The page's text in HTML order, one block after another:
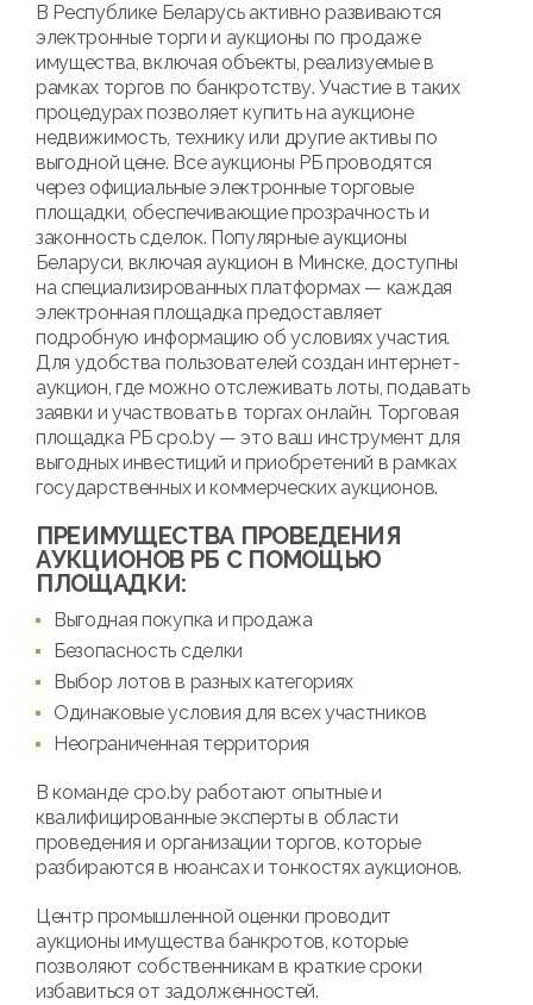
В Республике Беларусь активно развиваются
электронные торги и аукционы по продаже
имущества, включая объекты, реализуемые в
рамках торгов по банкротству. Участие в таких
процедурах позволяет купить на аукционе
недвижимость, технику или другие активы по
выгодной цене. Все аукционы РБ проводятся
через официальные электронные торговые
площадки, обеспечивающие прозрачность и
законность сделок. Популярные аукционы
Беларуси, включая аукцион в Минске, доступны
на специализированных платформах — каждая
электронная площадка предоставляет
подробную информацию об условиях участия.
Для удобства пользователей создан интернет-
аукцион, где можно отслеживать лоты, подавать
заявки и участвовать в торгах онлайн. Торговая
площадка РБ cpo.by — это ваш инструмент для
выгодных инвестиций и приобретений в рамках
государственных и коммерческих аукционов.
ПРЕИМУЩЕСТВА ПРОВЕДЕНИЯ
АУКЦИОНОВ РБ С ПОМОЩЬЮ
ПЛОЩАДКИ:
Выгодная покупка и продажа
Безопасность сделки
Выбор лотов в разных категориях
Одинаковые условия для всех участников
Неограниченная территория
В команде cpo.by работают опытные и
квалифицированные эксперты в области
проведения и организации торгов, которые
разбираются в нюансах и тонкостях аукционов.
Центр промышленной оценки проводит
аукционы имущества банкротов, которые
позволяют собственникам в краткие сроки
избавиться от задолженностей.